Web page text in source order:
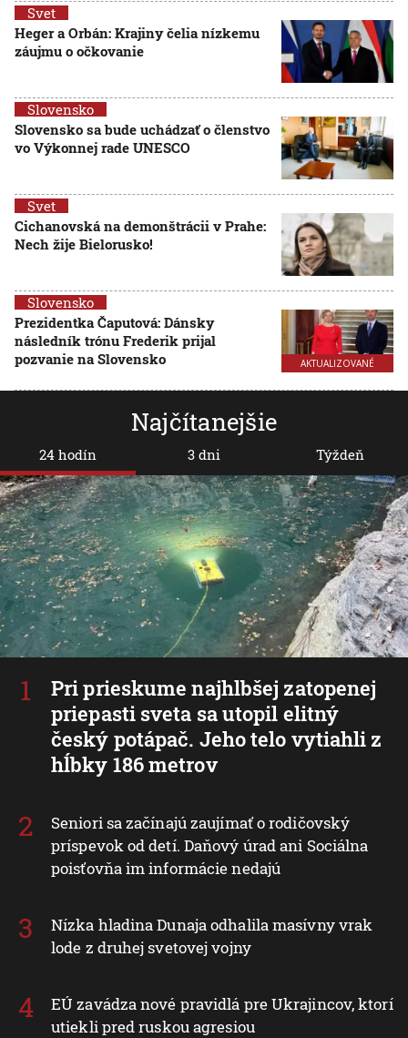
Svet
Heger a Orbán: Krajiny čelia nízkemu
záujmu o očkovanie
Slovensko
Slovensko sa bude uchádzať o členstvo
vo Výkonnej rade UNESCO
Svet
Cichanovská na demonštrácii v Prahe:
Nech žije Bielorusko!
AKTUALIZOVANÉ
Slovensko
Prezidentka Čaputová: Dánsky
následník trónu Frederik prijal
pozvanie na Slovensko
Najčítanejšie
24 hodín
Pri prieskume najhlbšej zatopenej
priepasti sveta sa utopil elitný
český potápač. Jeho telo vytiahli z
hĺbky 186 metrov
Seniori sa začínajú zaujímať o rodičovský
príspevok od detí. Daňový úrad ani Sociálna
poisťovňa im informácie nedajú
Nízka hladina Dunaja odhalila masívny vrak
lode z druhej svetovej vojny
EÚ zavádza nové pravidlá pre Ukrajincov, ktorí
utiekli pred ruskou agresiou
3 dni Týždeň